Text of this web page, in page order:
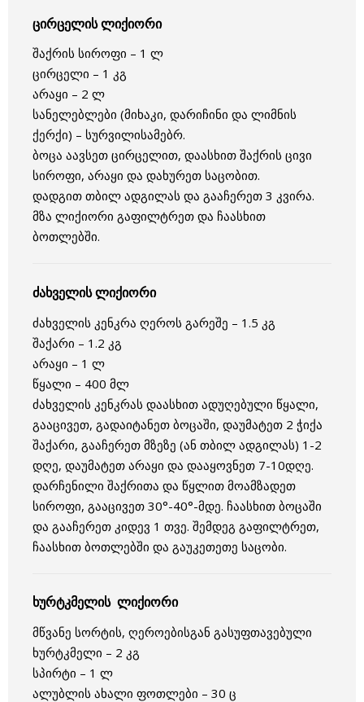
ცირცელის ლიქიორი
შაქრის სიროფი – 1 ლ
ცირცელი – 1 კგ
არაყი – 2 ლ
სანელებლები (მიხაკი, დარიჩინი და ლიმნის
ქერქი) – სურვილისამებრ.
ბოცა აავსეთ ცირცელით, დაასხით შაქრის ცივი
სიროფი, არაყი და დახურეთ საცობით.
დადგით თბილ ადგილას და გააჩერეთ 3 კვირა.
მზა ლიქიორი გაფილტრეთ და ჩაასხით
ბოთლებში.
ძახველის ლიქიორი
ძახველის კენკრა ღეროს გარეშე – 1.5 კგ
შაქარი – 1.2 კგ
არაყი – 1 ლ
წყალი – 400 მლ
ძახველის კენკრას დაასხით ადუღებული წყალი,
გააცივეთ, გადაიტანეთ ბოცაში, დაუმატეთ 2 ჭიქა
შაქარი, გააჩერეთ მზეზე (ან თბილ ადგილას) 1-2
დღე, დაუმატეთ არაყი და დააყოვნეთ 7-10დღე.
დარჩენილი შაქრითა და წყლით მოამზადეთ
სიროფი, გააცივეთ 30°-40°-მდე. ჩაასხით ბოცაში
და გააჩერეთ კიდევ 1 თვე. შემდეგ გაფილტრეთ,
ჩაასხით ბოთლებში და გაუკეთეთე საცობი.
ხურტკმელის ლიქიორი
მწვანე სორტის, ღეროებისგან გასუფთავებული
ხურტკმელი – 2 კგ
სპირტი – 1 ლ
ალუბლის ახალი ფოთლები – 30 ც